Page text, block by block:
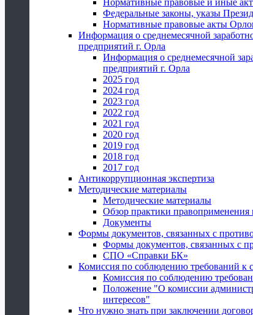
Нормативные правовые и иные
Федеральные законы, указы
Нормативные правовые акты
Информация о среднемесячной
предприятий г. Орла
Информация о среднемесячной
предприятий г. Орла
2025 год
2024 год
2023 год
2022 год
2021 год
2020 год
2019 год
2018 год
2017 год
Антикоррупционная экспертиза
Методические материалы
Методические материалы
Обзор практики правоприменения
Документы
Формы документов, связанных с
Формы документов, связанных с
СПО «Справки БК»
Комиссия по соблюдению требований к
Комиссия по соблюдению
Положение "О комиссии
интересов"
Что нужно знать при заключении